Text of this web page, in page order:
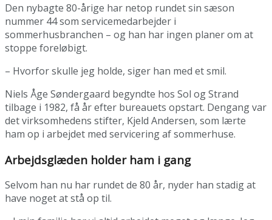
Den nybagte 80-årige har netop rundet sin sæson
nummer 44 som servicemedarbejder i
sommerhusbranchen – og han har ingen planer om at
stoppe foreløbigt.
– Hvorfor skulle jeg holde, siger han med et smil.
Niels Åge Søndergaard begyndte hos Sol og Strand
tilbage i 1982, få år efter bureauets opstart. Dengang var
det virksomhedens stifter, Kjeld Andersen, som lærte
ham op i arbejdet med servicering af sommerhuse.
Arbejdsglæden holder ham i gang
Selvom han nu har rundet de 80 år, nyder han stadig at
have noget at stå op til.